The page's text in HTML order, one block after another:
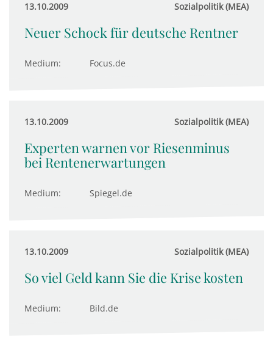
13.10.2009 Sozialpolitik (MEA)
Neuer Schock für deutsche Rentner
Medium: Focus.de
13.10.2009 Sozialpolitik (MEA)
Experten warnen vor Riesenminus
bei Rentenerwartungen
Medium: Spiegel.de
13.10.2009 Sozialpolitik (MEA)
So viel Geld kann Sie die Krise kosten
Medium: Bild.de